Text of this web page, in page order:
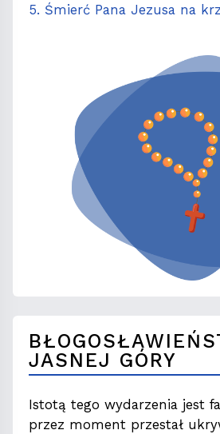
5. Śmierć Pana Jezusa na
JASNEJ GÓRY
Istotą tego wydarzenia jest
przez moment przestał